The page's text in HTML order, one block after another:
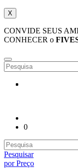
X
CONVIDE SEUS
CONHECER o
0
Pesquisar
por Preço